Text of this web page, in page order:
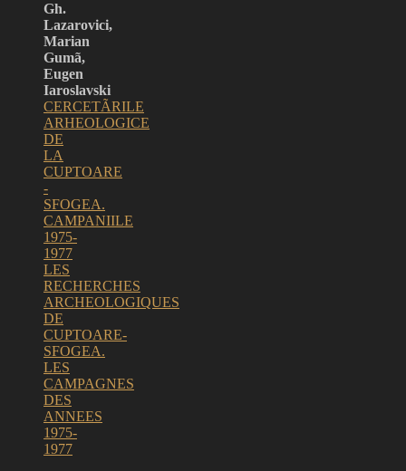
Gh.
Lazarovici,
Marian
Gumã,
Eugen
Iaroslavski
CERCETÃRILE
ARHEOLOGICE
DE
LA
CUPTOARE
-
SFOGEA.
CAMPANIILE
1975-
1977
LES
RECHERCHES
ARCHEOLOGIQUES
DE
CUPTOARE-
SFOGEA.
LES
CAMPAGNES
DES
ANNEES
1975-
1977